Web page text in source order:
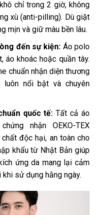
chỉ trong 2 giờ, không
xù (anti-pilling). Dù giặt
mịn và giữ màu bền lâu.
đến sự kiện: Áo polo
áo khoác hoặc quần tây.
chuẩn nhận diện thương
luôn nổi bật và chuyên
quốc tế: Tất cả áo
nhận OEKO-TEX
độc hại, an toàn cho
khẩu từ Nhật Bản giúp
ứng da mang lại cảm
sử dụng hằng ngày.